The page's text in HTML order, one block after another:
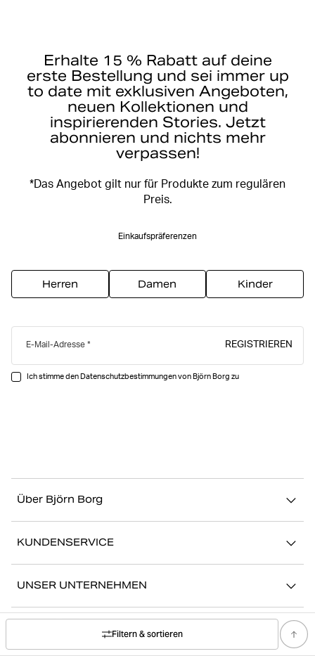
Filtern & sortieren
Erhalte 15 % Rabatt auf deine
erste Bestellung und sei immer up
to date mit exklusiven Angeboten,
neuen Kollektionen und
inspirierenden Stories. Jetzt
abonnieren und nichts mehr
verpassen!
*Das Angebot gilt nur für Produkte zum regulären
Preis.
Einkaufspräferenzen
Herren Damen Kinder
E-Mail-Adresse REGISTRIEREN
Ich stimme den Datenschutzbestimmungen von Björn Borg zu
Über Björn Borg
Geschichten
Storefinder
KUNDENSERVICE
Zurückkehren/Beanspruchen
Mein Konto
UNSER UNTERNEHMEN
Karriere bei Björn Borg